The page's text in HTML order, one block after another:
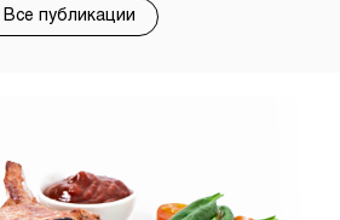
Все публикации